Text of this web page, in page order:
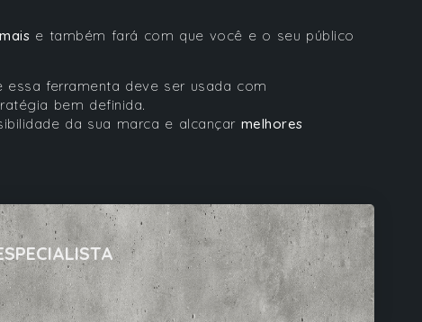
e também fará com que você e o seu público
ferramenta deve ser usada com
bem definida.
da sua marca e alcançar melhores